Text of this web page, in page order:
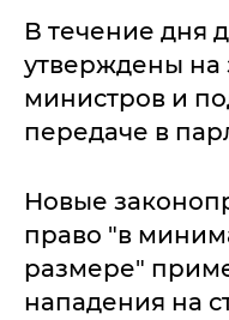
В течение дня
утверждены на
министров и
передаче в
Новые
право "в
размере"
нападения на